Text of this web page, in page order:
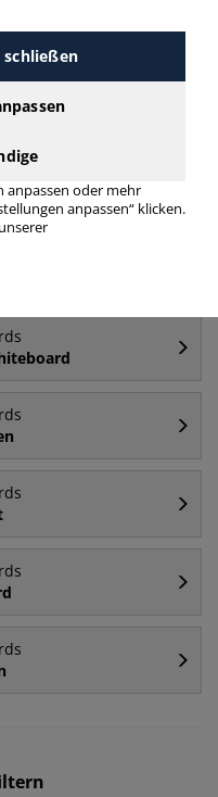
anpassen oder mehr
anpassen“ klicken.